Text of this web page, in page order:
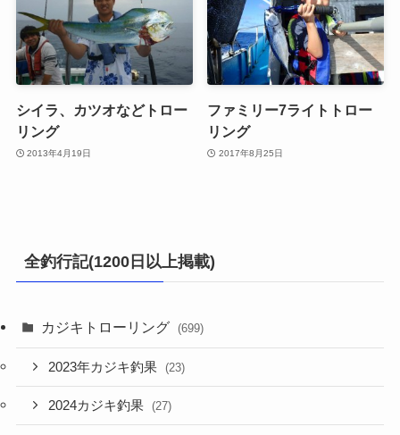
シイラ、カツオなどトロー
リング
2013年4月19日
ファミリー7ライトトロー
リング
2017年8月25日
全釣行記(1200日以上掲載)
カジキトローリング (699)
2023年カジキ釣果 (23)
2024カジキ釣果 (27)